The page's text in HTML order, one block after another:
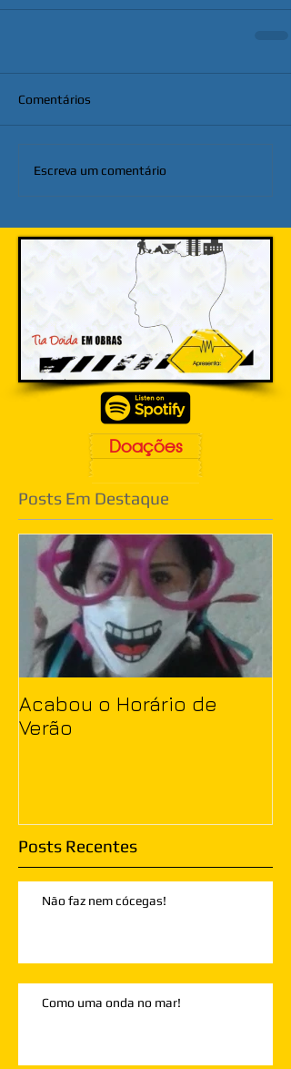
Comentários
Escreva um comentário
Doações
Posts Em Destaque
Acabou o Horário de
Verão
Posts Recentes
Não faz nem cócegas!
Como uma onda no mar!